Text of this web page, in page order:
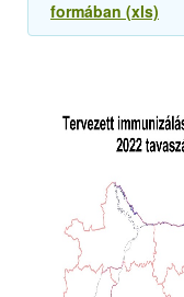
formában (xls)